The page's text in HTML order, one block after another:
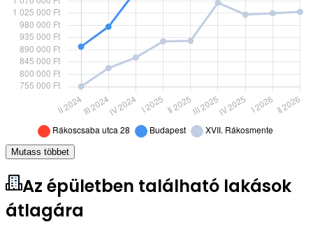
Mutass többet
Az épületben található lakások
átlagára